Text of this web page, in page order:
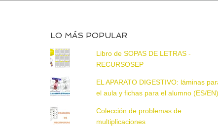
LO MÁS POPULAR
Libro de SOPAS DE LETRAS -
RECURSOSEP
EL APARATO DIGESTIVO: láminas
el aula y fichas para el alumno (ES/EN)
Colección de problemas de
multiplicaciones